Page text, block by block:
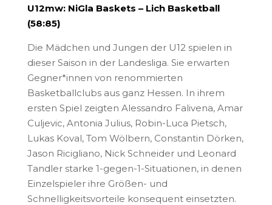
U12mw: NiGla Baskets – Lich Basketball
(58:85)
Die Mädchen und Jungen der U12 spielen in
dieser Saison in der Landesliga. Sie erwarten
Gegner*innen von renommierten
Basketballclubs aus ganz Hessen. In ihrem
ersten Spiel zeigten Alessandro Falivena, Amar
Culjevic, Antonia Julius, Robin-Luca Pietsch,
Lukas Koval, Tom Wölbern, Constantin Dörken,
Jason Ricigliano, Nick Schneider und Leonard
Tandler starke 1-gegen-1-Situationen, in denen
Einzelspieler ihre Größen- und
Schnelligkeitsvorteile konsequent einsetzten.